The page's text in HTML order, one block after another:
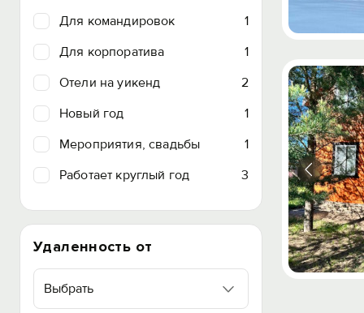
Для командировок
1
Для корпоратива
1
Отели на уикенд
2
Новый год
1
Мероприятия, свадьбы
1
Работает круглый год
3
Удаленность от
Выбрать